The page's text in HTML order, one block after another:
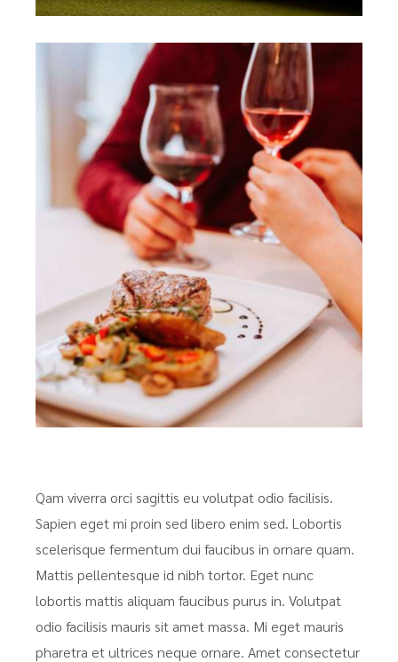
Qam viverra orci sagittis eu volutpat odio facilisis.
Sapien eget mi proin sed libero enim sed. Lobortis
scelerisque fermentum dui faucibus in ornare quam.
Mattis pellentesque id nibh tortor. Eget nunc
lobortis mattis aliquam faucibus purus in. Volutpat
odio facilisis mauris sit amet massa. Mi eget mauris
pharetra et ultrices neque ornare. Amet consectetur